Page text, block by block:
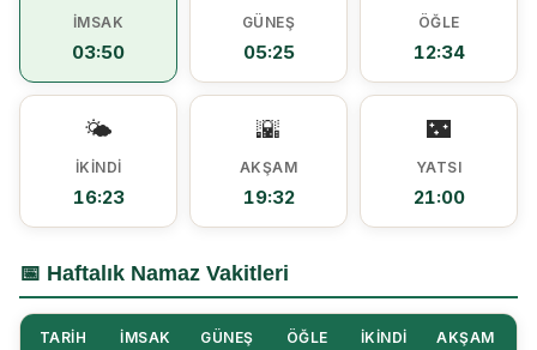
İMSAK
03:50
GÜNEŞ
05:25
ÖĞLE
12:34
🌤️
İKINDI
16:23
🌇
AKŞAM
19:32
🌃
YATSI
21:00
📅 Haftalık Namaz Vakitleri
TARIH İMSAK GÜNEŞ ÖĞLE İKINDI AKŞAM